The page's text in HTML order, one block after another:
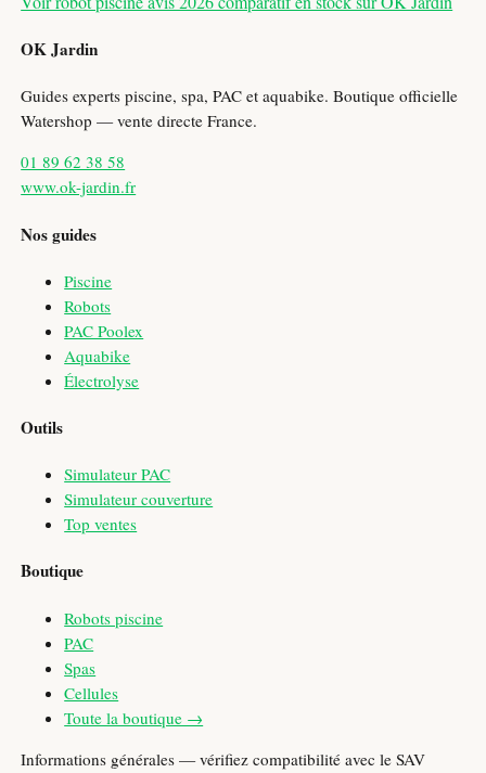
OK Jardin
Guides experts piscine, spa, PAC et aquabike. Boutique officielle
Watershop — vente directe France.
01 89 62 38 58
www.ok-jardin.fr
Nos guides
Piscine
Robots
PAC Poolex
Aquabike
Électrolyse
Outils
Simulateur PAC
Simulateur couverture
Top ventes
Boutique
Robots piscine
PAC
Spas
Cellules
Toute la boutique →
Informations générales — vérifiez compatibilité avec le SAV